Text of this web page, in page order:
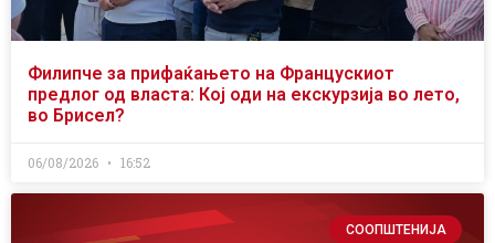
Филипче за прифаќањето на Францускиот
предлог од власта: Кој оди на екскурзија во лето,
во Брисел?
06/08/2026 16:52
СООПШТЕНИЈА